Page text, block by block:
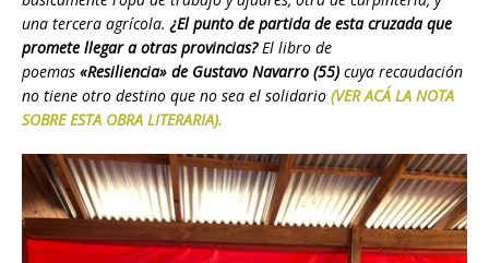
una tercera agrícola.¿El punto de partida de esta cruzada que
promete llegar a otras provincias?El libro de
poemas «Resiliencia» de Gustavo Navarro (55) cuya recaudación
no tiene otro destino que no sea el solidario (VER ACÁ LA NOTA
SOBRE ESTA OBRA LITERARIA).